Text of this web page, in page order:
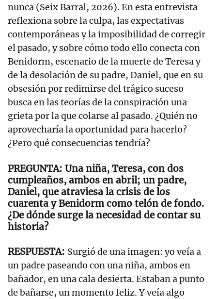
nunca (Seix Barral, 2026). En esta entrevista
reflexiona sobre la culpa, las expectativas
contemporáneas y la imposibilidad de corregir
el pasado, y sobre cómo todo ello conecta con
Benidorm, escenario de la muerte de Teresa y
de la desolación de su padre, Daniel, que en su
obsesión por redimirse del trágico suceso
busca en las teorías de la conspiración una
grieta por la que colarse al pasado. ¿Quién no
aprovecharía la oportunidad para hacerlo?
¿Pero qué consecuencias tendría?
Una niña, Teresa, con dos
cumpleaños, ambos en abril; un padre,
Daniel, que atraviesa la crisis de los
cuarenta y Benidorm como telón de fondo.
¿De dónde surge la necesidad de contar su
historia?
Surgió de una imagen: yo veía a
un padre paseando con una niña, ambos en
bañador, en una cala desierta. Estaban a punto
de bañarse, un momento feliz. Y veía algo